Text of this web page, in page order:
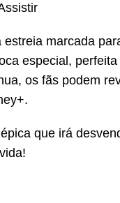
estreia marcada
especial,
os fãs podem
que irá